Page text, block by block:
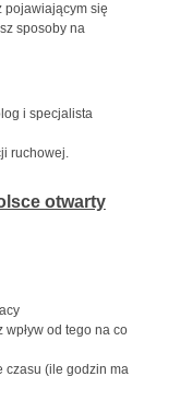
pojawiającym się
sposoby na
i specjalista
ruchowej.
otwarty
wpływ od tego na co
czasu (ile godzin ma